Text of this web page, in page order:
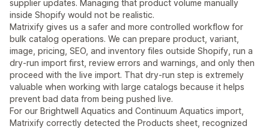
supplier updates. Managing that product volume manually
inside Shopify would not be realistic.
Matrixify gives us a safer and more controlled workflow for
bulk catalog operations. We can prepare product, variant,
image, pricing, SEO, and inventory files outside Shopify, run a
dry-run import first, review errors and warnings, and only then
proceed with the live import. That dry-run step is extremely
valuable when working with large catalogs because it helps
prevent bad data from being pushed live.
For our Brightwell Aquatics and Continuum Aquatics import,
Matrixify correctly detected the Products sheet, recognized